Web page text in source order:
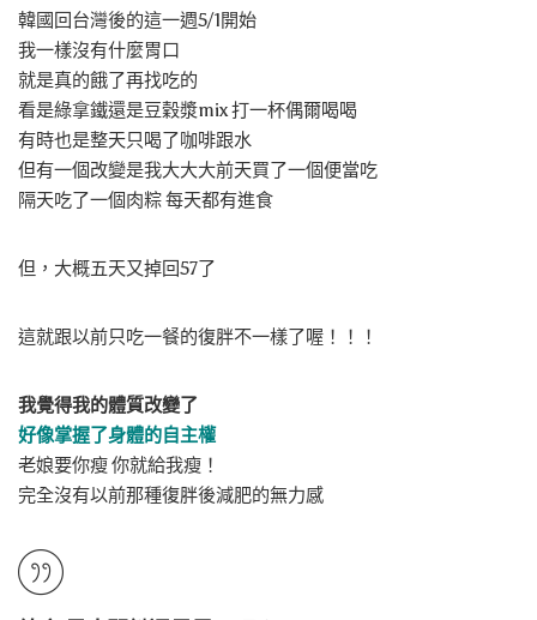
韓國回台灣後的這一週5/1開始
我一樣沒有什麼胃口
就是真的餓了再找吃的
看是綠拿鐵還是豆穀漿mix 打一杯偶爾喝喝
有時也是整天只喝了咖啡跟水
但有一個改變是我大大大前天買了一個便當吃
隔天吃了一個肉粽 每天都有進食
但，大概五天又掉回57了
這就跟以前只吃一餐的復胖不一樣了喔！！！
我覺得我的體質改變了
好像掌握了身體的自主權
老娘要你瘦 你就給我瘦！
完全沒有以前那種復胖後減肥的無力感